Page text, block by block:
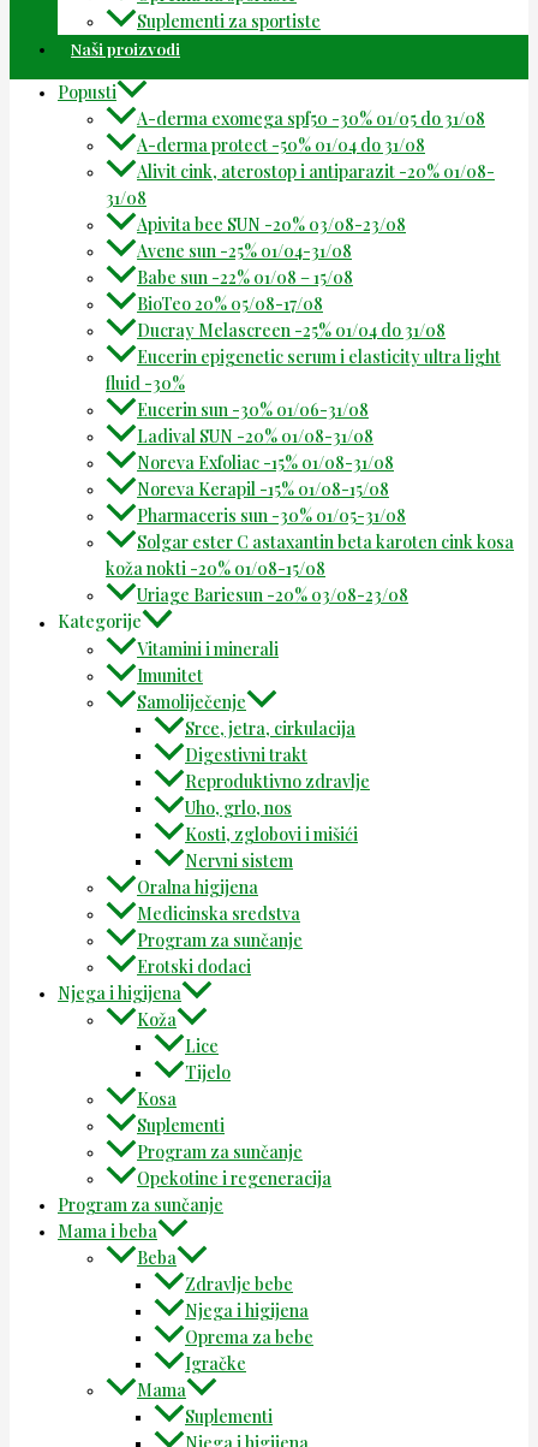
Suplementi za sportiste
Naši proizvodi
Popusti
A-derma exomega spf50 -30% 01/05 do 31/08
A-derma protect -50% 01/04 do 31/08
Alivit cink, aterostop i antiparazit -20% 01/08-
31/08
Apivita bee SUN -20% 03/08-23/08
Avene sun -25% 01/04-31/08
Babe sun -22% 01/08 – 15/08
BioTeo 20% 05/08-17/08
Ducray Melascreen -25% 01/04 do 31/08
Eucerin epigenetic serum i elasticity ultra light
fluid -30%
Eucerin sun -30% 01/06-31/08
Ladival SUN -20% 01/08-31/08
Noreva Exfoliac -15% 01/08-31/08
Noreva Kerapil -15% 01/08-15/08
Pharmaceris sun -30% 01/05-31/08
Solgar ester C astaxantin beta karoten cink kosa
koža nokti -20% 01/08-15/08
Uriage Bariesun -20% 03/08-23/08
Kategorije
Vitamini i minerali
Imunitet
Samoliječenje
Srce, jetra, cirkulacija
Digestivni trakt
Reproduktivno zdravlje
Uho, grlo, nos
Kosti, zglobovi i mišići
Nervni sistem
Oralna higijena
Medicinska sredstva
Program za sunčanje
Erotski dodaci
Njega i higijena
Koža
Lice
Tijelo
Kosa
Suplementi
Program za sunčanje
Opekotine i regeneracija
Program za sunčanje
Mama i beba
Beba
Zdravlje bebe
Njega i higijena
Oprema za bebe
Igračke
Mama
Suplementi